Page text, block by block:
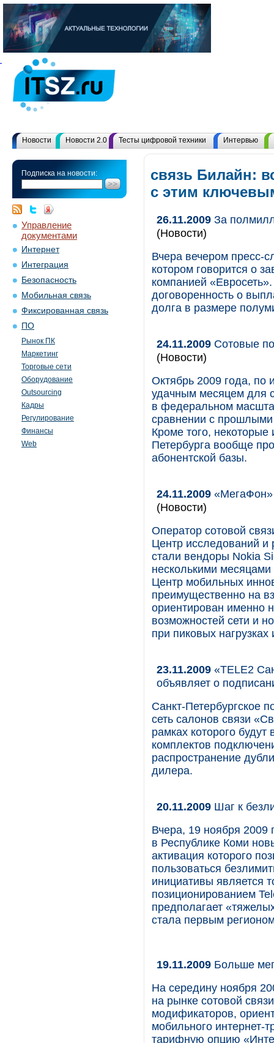
Новости Новости 2.0 Тесты цифровой техники Интервью
Подписка на новости:
Управление
документами
Интернет
Интеграция
Безопасность
Мобильная связь
Фиксированная связь
ПО
Рынок ПК
Маркетинг
Торговые сети
Оборудование
Outsourcing
Кадры
Регулирование
Финансы
Web
связь Билайн:
с этим
26.11.2009 За
(Новости)
Вчера вечером пресс-
котором говорится о
компанией
договоренность о
долга в размере
24.11.2009 Сотовые
(Новости)
Октябрь 2009 года, по
удачным месяцем для
в федеральном
сравнении с
Кроме того, некоторые
Петербурга вообще
абонентской базы.
24.11.2009 «МегаФон»
(Новости)
Оператор сотовой
Центр исследований и
стали вендоры Nokia
несколькими
Центр мобильных
преимущественно на
ориентирован именно
возможностей сети и
при пиковых нагрузках
23.11.2009 «TELE2
объявляет о
Санкт-Петербургское
сеть салонов связи
рамках которого
комплектов
распространение
дилера.
20.11.2009 Шаг к
Вчера, 19 ноября 2009
в Республике Коми
активация которого
пользоваться
инициативы является
позиционированием
предполагает
стала первым
19.11.2009 Больше
На середину ноября
на рынке сотовой
модификаторов,
мобильного интернет-
тарифную опцию